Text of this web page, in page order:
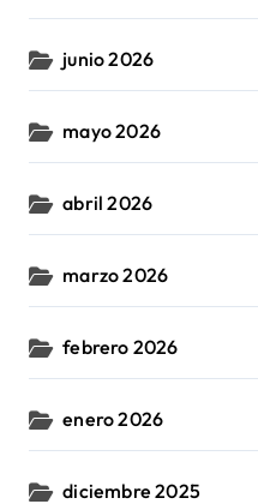
junio 2026
mayo 2026
abril 2026
marzo 2026
febrero 2026
enero 2026
diciembre 2025